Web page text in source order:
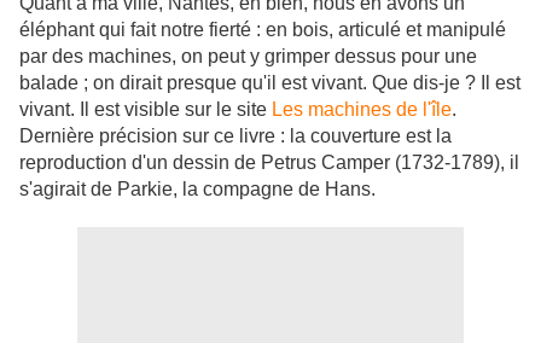
éléphant qui fait notre fierté : en bois, articulé et manipulé
par des machines, on peut y grimper dessus pour une
balade ; on dirait presque qu'il est vivant. Que dis-je ? Il est
vivant. Il est visible sur le site Les machines de l'île.
Dernière précision sur ce livre : la couverture est la
reproduction d'un dessin de Petrus Camper (1732-1789), il
s'agirait de Parkie, la compagne de Hans.